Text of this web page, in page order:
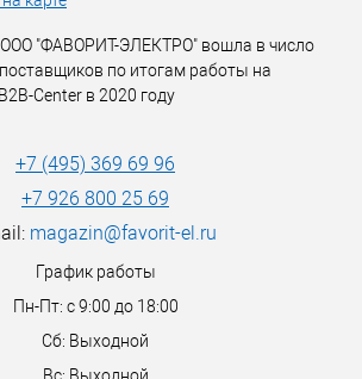
"ФАВОРИТ-ЭЛЕКТРО" вошла в число
по итогам работы на
Center в 2020 году
+7 (495) 369 69 96
+7 926 800 25 69
magazin@favorit-el.ru
График работы
Пн-Пт: с 9:00 до 18:00
Сб: Выходной